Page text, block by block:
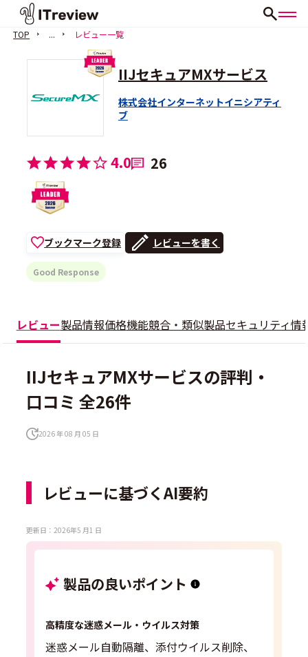
TOP ... レビュー一覧
IIJセキュアMXサービス
株式会社インターネットイニシアティ
ブ
4.0 26
ブックマーク登録 レビューを書く
Good Response
レビュー製品情報価格機能競合・類似製品セキュリティ情
IIJセキュアMXサービスの評判・
口コミ 全26件
2026 年 08 月 05 日
レビューに基づくAI要約
更新日：2026年5 月1 日
製品の良いポイント
高精度な迷惑メール・ウイルス対策
迷惑メール自動隔離、添付ウイルス削除、